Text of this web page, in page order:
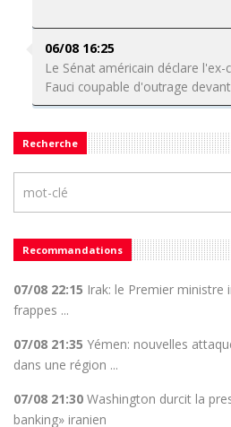
06/08 16:25
Le Sénat américain déclare
Fauci coupable d'outrage
Recherche
Recommandations
07/08 22:15 Irak: le Premier ministre
frappes ...
07/08 21:35 Yémen: nouvelles
dans une région ...
07/08 21:30 Washington durcit la
banking» iranien